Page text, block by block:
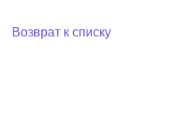
Возврат к списку